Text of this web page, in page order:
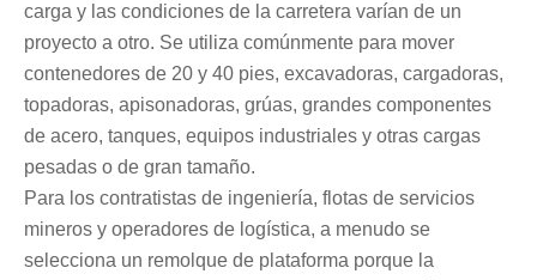
carga y las condiciones de la carretera varían de un
proyecto a otro. Se utiliza comúnmente para mover
contenedores de 20 y 40 pies, excavadoras, cargadoras,
topadoras, apisonadoras, grúas, grandes componentes
de acero, tanques, equipos industriales y otras cargas
pesadas o de gran tamaño.
Para los contratistas de ingeniería, flotas de servicios
mineros y operadores de logística, a menudo se
selecciona un remolque de plataforma porque la